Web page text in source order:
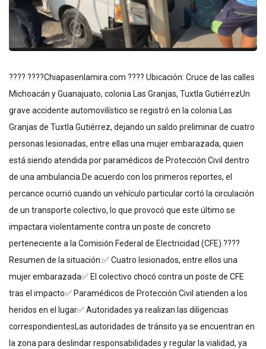
???? ????Chiapasenlamira.com ???? Ubicación: Cruce de las calles
Michoacán y Guanajuato, colonia Las Granjas, Tuxtla GutiérrezUn
grave accidente automovilístico se registró en la colonia Las
Granjas de Tuxtla Gutiérrez, dejando un saldo preliminar de cuatro
personas lesionadas, entre ellas una mujer embarazada, quien
está siendo atendida por paramédicos de Protección Civil dentro
de una ambulancia.De acuerdo con los primeros reportes, el
percance ocurrió cuando un vehículo particular cortó la circulación
de un transporte colectivo, lo que provocó que este último se
impactara violentamente contra un poste de concreto
perteneciente a la Comisión Federal de Electricidad (CFE).????
Resumen de la situación:✅ Cuatro lesionados, entre ellos una
mujer embarazada✅ El colectivo chocó contra un poste de CFE
tras el impacto✅ Paramédicos de Protección Civil atienden a los
heridos en el lugar✅ Autoridades ya realizan las diligencias
correspondientesLas autoridades de tránsito ya se encuentran en
la zona para deslindar responsabilidades y regular la vialidad, ya